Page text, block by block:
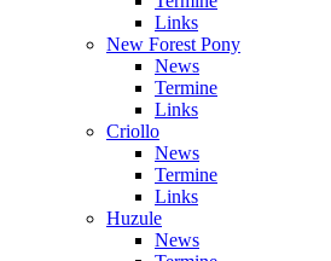
Links
New Forest Pony
News
Termine
Links
Criollo
News
Termine
Links
Huzule
News